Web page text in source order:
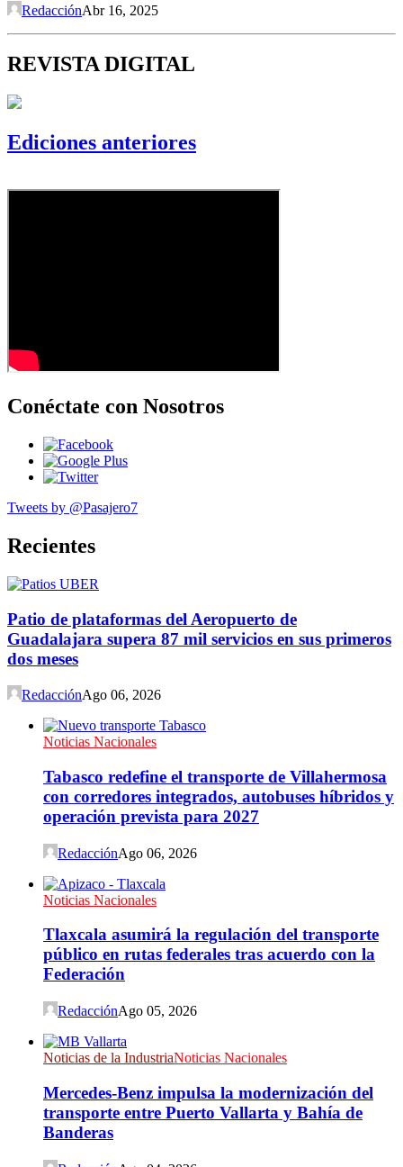
RedacciónAbr 16, 2025
REVISTA DIGITAL
Ediciones anteriores
Conéctate con Nosotros
Tweets by @Pasajero7
Recientes
Patio de plataformas del Aeropuerto de
Guadalajara supera 87 mil servicios en sus primeros
dos meses
RedacciónAgo 06, 2026
Noticias Nacionales
Tabasco redefine el transporte de Villahermosa
con corredores integrados, autobuses híbridos y
operación prevista para 2027
RedacciónAgo 06, 2026
Noticias Nacionales
Tlaxcala asumirá la regulación del transporte
público en rutas federales tras acuerdo con la
Federación
RedacciónAgo 05, 2026
Noticias de la IndustriaNoticias Nacionales
Mercedes-Benz impulsa la modernización del
transporte entre Puerto Vallarta y Bahía de
Banderas